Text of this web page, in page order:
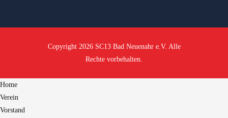
Copyright 2026 SC13 Bad Neuenahr e.V. Alle
Rechte vorbehalten.
Home
Verein
Vorstand